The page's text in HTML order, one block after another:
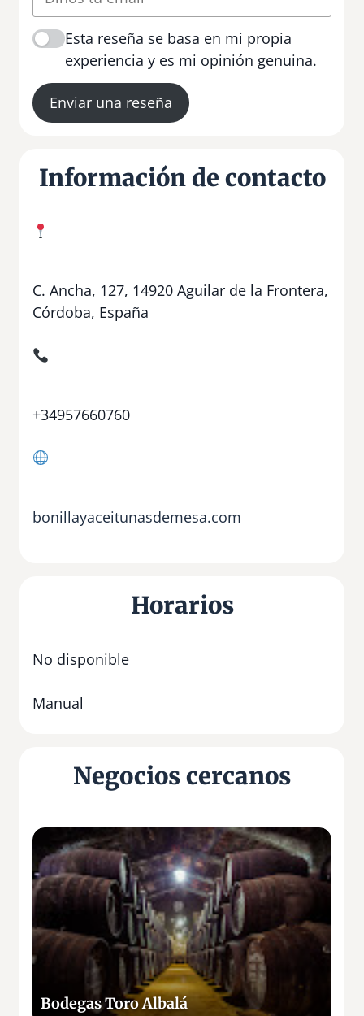
Esta reseña se basa en mi propia
experiencia y es mi opinión genuina.
Enviar una reseña
Información de contacto
C. Ancha, 127, 14920 Aguilar de la Frontera,
Córdoba, España
+34957660760
bonillayaceitunasdemesa.com
Horarios
No disponible
Manual
Negocios cercanos
Bodegas Toro Albalá
B
d
e
g
a
s
r